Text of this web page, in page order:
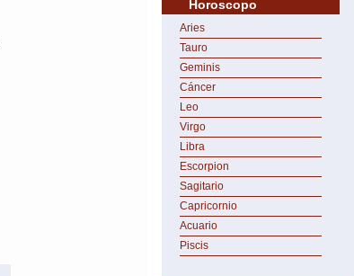
Horoscopo
Aries
Tauro
Geminis
Cáncer
Leo
Virgo
Libra
Escorpion
Sagitario
Capricornio
Acuario
Piscis